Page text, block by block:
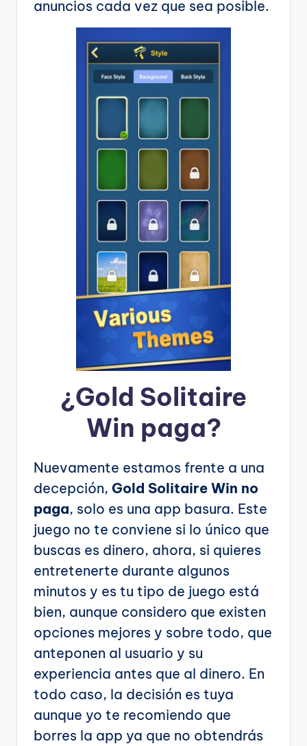
anuncios cada vez que sea posible.
¿Gold Solitaire
Win paga?
Nuevamente estamos frente a una
decepción, Gold Solitaire Win no
paga, solo es una app basura. Este
juego no te conviene si lo único que
buscas es dinero, ahora, si quieres
entretenerte durante algunos
minutos y es tu tipo de juego está
bien, aunque considero que existen
opciones mejores y sobre todo, que
anteponen al usuario y su
experiencia antes que al dinero. En
todo caso, la decisión es tuya
aunque yo te recomiendo que
borres la app ya que no obtendrás